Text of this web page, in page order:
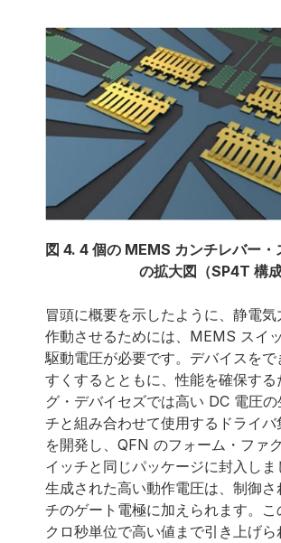
図 4. 4 個の MEMS カンチレバー
の拡大図（SP4T 構成
冒頭に概要を示したように、静電
作動させるためには、MEMS スイ
駆動電圧が必要です。デバイスを
すくするとともに、性能を確保する
グ・デバイセズでは高い DC 電圧
チと組み合わせて使用するドライバ
を開発し、QFN のフォーム・ファ
イッチと同じパッケージに封入しま
生成された高い動作電圧は、制御さ
チのゲート電極に加えられます。こ
クロ秒単位で高い値まで引き上げ